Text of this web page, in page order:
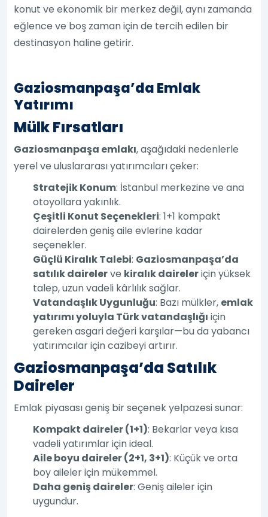
konut ve ekonomik bir merkez değil, aynı zamanda
eğlence ve boş zaman için de tercih edilen bir
destinasyon haline getirir.
Gaziosmanpaşa’da Emlak
Yatırımı
Mülk Fırsatları
Gaziosmanpaşa emlakı, aşağıdaki nedenlerle
yerel ve uluslararası yatırımcıları çeker:
Stratejik Konum: İstanbul merkezine ve ana
otoyollara yakınlık.
Çeşitli Konut Seçenekleri: 1+1 kompakt
dairelerden geniş aile evlerine kadar
seçenekler.
Güçlü Kiralık Talebi: Gaziosmanpaşa’da
satılık dairelerve kiralık daireleriçin yüksek
talep, uzun vadeli kârlılık sağlar.
Vatandaşlık Uygunluğu: Bazı mülkler, emlak
yatırımı yoluyla Türk vatandaşlığı için
gereken asgari değeri karşılar—bu da yabancı
yatırımcılar için cazibeyi artırır.
Gaziosmanpaşa’da Satılık
Daireler
Emlak piyasası geniş bir seçenek yelpazesi sunar:
Kompakt daireler (1+1): Bekarlar veya kısa
vadeli yatırımlar için ideal.
Aile boyu daireler (2+1, 3+1): Küçük ve orta
boy aileler için mükemmel.
Daha geniş daireler: Geniş aileler için
uygundur.